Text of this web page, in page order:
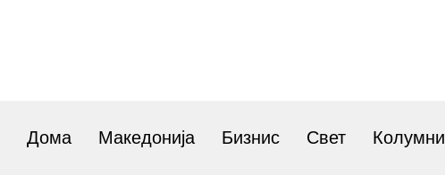
Дома Македонија Бизнис Свет Колумни